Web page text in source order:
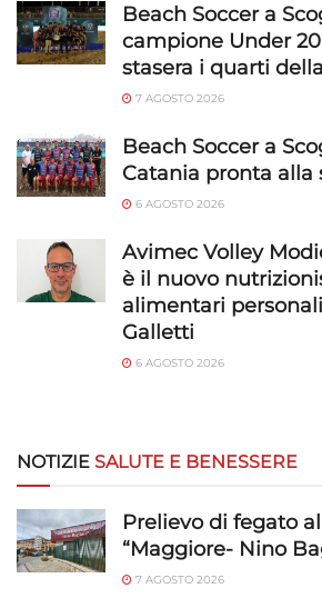
Beach Soccer a
campione Under
stasera i quarti
7 AGOSTO 2026
Beach Soccer a
Catania pronta alla
6 AGOSTO 2026
Avimec Volley
è il nuovo
alimentari
Galletti
6 AGOSTO 2026
NOTIZIE SALUTE E BENESSERE
Prelievo di fegato
“Maggiore- Nino
7 AGOSTO 2026